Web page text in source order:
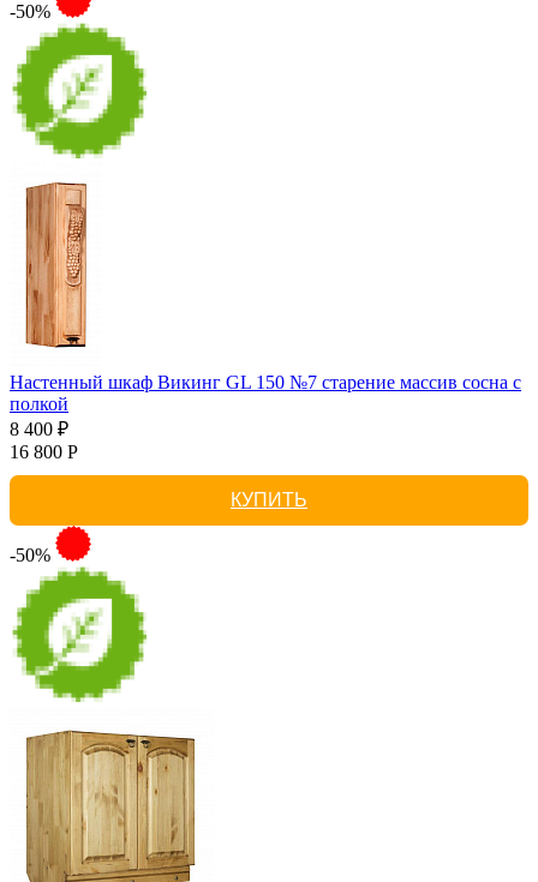
-50%
Настенный шкаф Викинг GL 150 №7 старение массив сосна с
полкой
8 400 ₽
16 800 Р
КУПИТЬ
-50%